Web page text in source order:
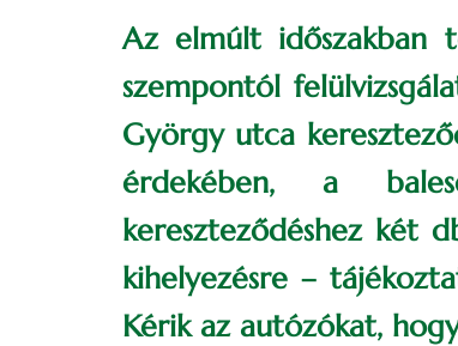
Az elmúlt időszakban
szempontól
György utca
érdekében, a
kereszteződéshez két
kihelyezésre –
Kérik az autózókat,